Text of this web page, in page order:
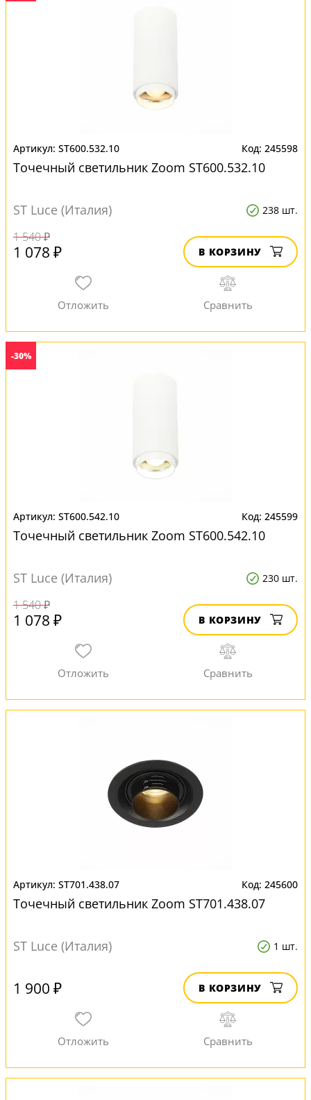
ST600.532.10 245598
Точечный светильник Zoom ST600.532.10
ST Luce (Италия) 238 шт.
1 540 ₽
1 078 ₽ В КОРЗИНУ
-30%
ST600.542.10 245599
Точечный светильник Zoom ST600.542.10
ST Luce (Италия) 230 шт.
1 540 ₽
1 078 ₽ В КОРЗИНУ
ST701.438.07 245600
Точечный светильник Zoom ST701.438.07
ST Luce (Италия) 1 шт.
1 900 ₽ В КОРЗИНУ